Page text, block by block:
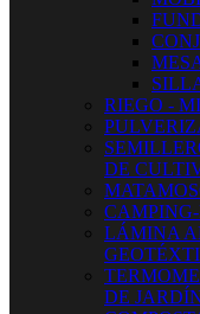
RIEGO -
DE
LÁMINA
DE